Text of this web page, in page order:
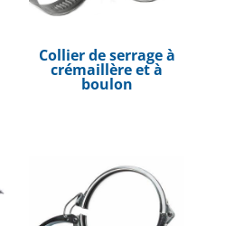
Collier de serrage à
crémaillère et à
boulon